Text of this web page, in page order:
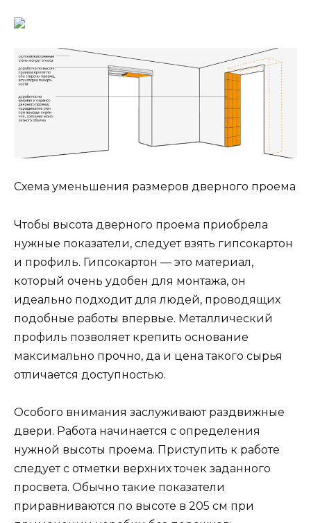
Схема уменьшения размеров дверного проема
Чтобы высота дверного проема приобрела
нужные показатели, следует взять гипсокартон
и профиль. Гипсокартон — это материал,
который очень удобен для монтажа, он
идеально подходит для людей, проводящих
подобные работы впервые. Металлический
профиль позволяет крепить основание
максимально прочно, да и цена такого сырья
отличается доступностью.
Особого внимания заслуживают раздвижные
двери. Работа начинается с определения
нужной высоты проема. Приступить к работе
следует с отметки верхних точек заданного
просвета. Обычно такие показатели
приравниваются по высоте в 205 см при